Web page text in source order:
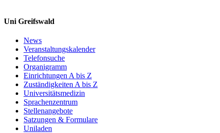
Uni Greifswald
News
Veranstaltungskalender
Telefonsuche
Organigramm
Einrichtungen A bis Z
Zuständigkeiten A bis Z
Universitätsmedizin
Sprachenzentrum
Stellenangebote
Satzungen & Formulare
Uniladen